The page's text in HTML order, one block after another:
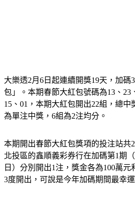
大樂透2月6日起連續開獎19天，加碼
包」。本期春節大紅包號碼為13、23
15、01，本期大紅包開出22組，總中
為單注中獎，6組為2注均分。
本期開出春節大紅包獎項的投注站共
北投區的鑫順義彩券行在加碼第1期
日）分別開出1注，獎金各為100萬
3度開出，可說是今年加碼期間最幸